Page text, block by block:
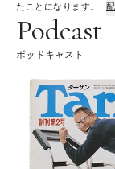
たことになります。
Podcast
ポッドキャスト